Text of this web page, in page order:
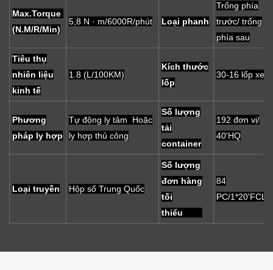
Max.Torque
(N.M/R/Min)
5,8 N · m/6000R/phút Loại phanh
Trống phía
trước/ trống
phía sau
Tiêu thụ
nhiên liệu
kinh tế
1.8 (L/100KM)
Kích thước
lốp
30-16 lốp xe
Phương
pháp ly hợp
Tự động ly tâm Hoặc
ly hợp thủ công
Số lượng
tải
container
192 đơn vị/
40'HQ
Loại truyền Hộp số Trung Quốc
Số lượng
đơn hàng
tối
thiểu
84
PC/1*20'FCL